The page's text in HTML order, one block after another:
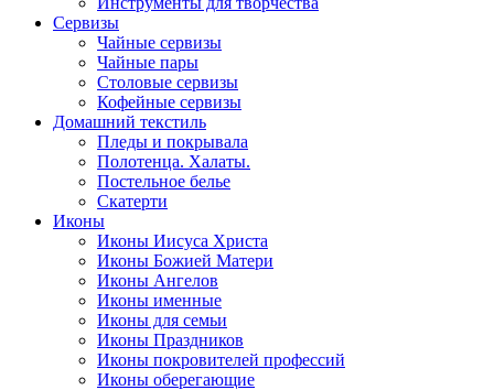
Cервизы
Чайные сервизы
Чайные пары
Столовые сервизы
Кофейные сервизы
Домашний текстиль
Пледы и покрывала
Полотенца. Халаты.
Постельное белье
Скатерти
Иконы
Иконы Иисуса Христа
Иконы Божией Матери
Иконы Ангелов
Иконы именные
Иконы для семьи
Иконы Праздников
Иконы покровителей профессий
Иконы оберегающие